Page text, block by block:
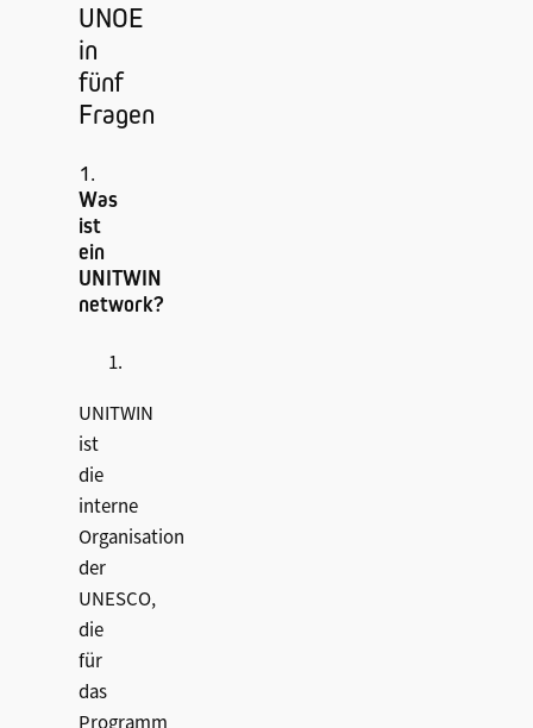
UNOE
in
fünf
Fragen
1.
Was
ist
ein
UNITWIN
network?
UNITWIN
ist
die
interne
Organisation
der
UNESCO,
die
für
das